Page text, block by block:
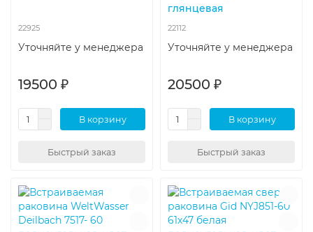
22925
Уточняйте у менеджера
19500 ₽
В корзину
Быстрый заказ
глянцевая
22112
Уточняйте у менеджера
20500 ₽
В корзину
Быстрый заказ